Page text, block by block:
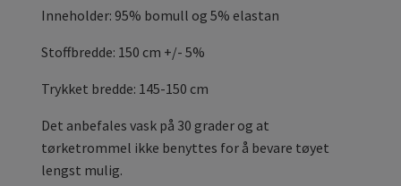
Inneholder: 95% bomull og 5% elastan
Stoffbredde: 150 cm +/- 5%
Trykket bredde: 145-150 cm
Det anbefales vask på 30 grader og at
tørketrommel ikke benyttes for å bevare tøyet
lengst mulig.